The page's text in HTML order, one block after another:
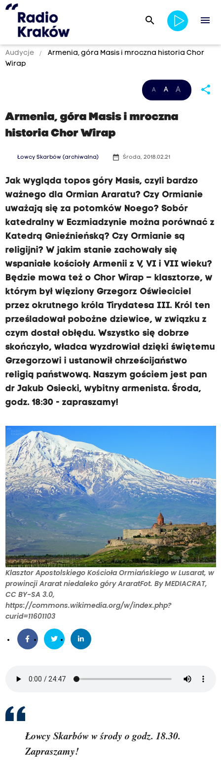
search menu
Audycje
Armenia, góra Masis i mroczna historia Chor
Wirap
A A A share
Armenia, góra Masis i mroczna
historia Chor Wirap
Łowcy Skarbów (archiwalna) date_range Środa, 2018.02.21
Jak wygląda topos góry Masis, czyli bardzo
ważnego dla Ormian Araratu? Czy Ormianie
uważają się za potomków Noego? Sobór
katedralny w Eczmiadzynie można porównać z
Katedrą Gnieźnieńską? Czy Ormianie są
religijni? W jakim stanie zachowały się
wspaniałe kościoły Armenii z V, VI i VII wieku?
Będzie mowa też o Chor Wirap – klasztorze, w
którym był więziony Grzegorz Oświeciciel
przez okrutnego króla Tirydatesa III. Król ten
prześladował pobożne dziewice, w związku z
czym dostał obłędu. Wszystko się dobrze
skończyło, władca wyzdrowiał dzięki świętemu
Grzegorzowi i ustanowił chrześcijaństwo
religią państwową. Naszym gościem jest pan
dr Jakub Osiecki, wybitny armenista. Środa,
godz. 18:30 - zapraszamy!
Klasztor Apostolskiego Kościoła Ormiańskiego w Lusarat, w
prowincji Ararat niedaleko góry AraratFot. By MEDIACRAT,
CC BY-SA 3.0,
https://commons.wikimedia.org/w/index.php?
curid=11601103
Łowcy Skarbów w środy o godz. 18.30.
Zapraszamy!